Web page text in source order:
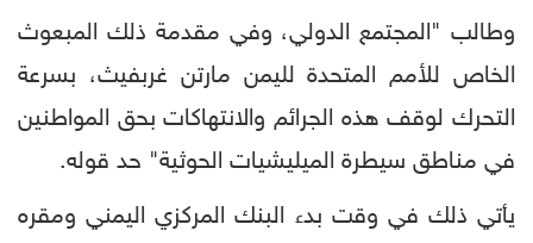
وطالب "المجتمع الدولي، وفي مقدمة ذلك المبعوث
الخاص للأمم المتحدة لليمن مارتن غربفيث، بسرعة
التحرك لوقف هذه الجرائم والانتهاكات بحق المواطنين
في مناطق سيطرة الميليشيات الحوثية" حد قوله.
يأتي ذلك في وقت بدء البنك المركزي اليمني ومقره